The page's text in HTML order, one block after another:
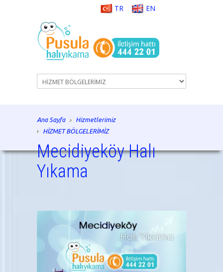
TR EN
Ana Sayfa
Hizmetlerimiz
HİZMET BÖLGELERİMİZ
Mecidiyeköy Halı
Yıkama